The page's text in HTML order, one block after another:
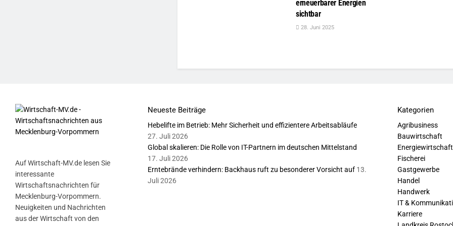
erneuerbarer Energien
sichtbar
28. Juni 2025
Auf Wirtschaft-MV.de lesen Sie
interessante
Wirtschaftsnachrichten für
Mecklenburg-Vorpommern.
Neuigkeiten und Nachrichten
aus der Wirtschaft von den
Neueste Beiträge
Hebelifte im Betrieb: Mehr Sicherheit und effizientere Arbeitsabläufe
27. Juli 2026
Global skalieren: Die Rolle von IT-Partnern im deutschen Mittelstand
17. Juli 2026
Erntebrände verhindern: Backhaus ruft zu besonderer Vorsicht auf 13.
Juli 2026
Kategorien
Agribusiness
Bauwirtschaft
Energiewirtschaft
Fischerei
Gastgewerbe
Handel
Handwerk
IT &
Karriere